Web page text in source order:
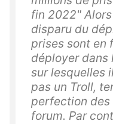
fin 2022"
disparu du
prises sont en
déployer dans
sur lesquelles
pas un Troll,
perfection des
forum. Par